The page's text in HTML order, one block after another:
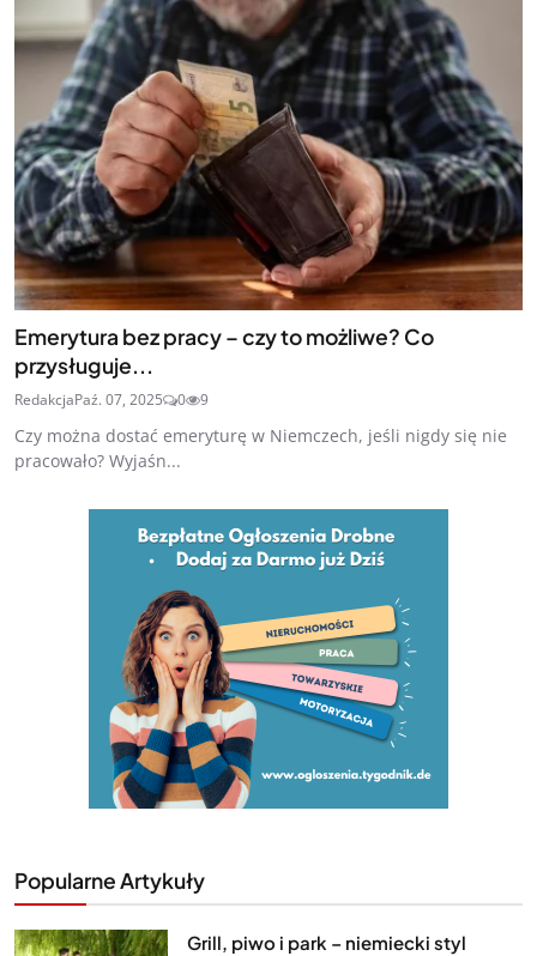
Emerytura bez pracy – czy to możliwe? Co
przysługuje...
RedakcjaPaź. 07, 2025 0 9
Czy można dostać emeryturę w Niemczech, jeśli nigdy się nie
pracowało? Wyjaśn...
Popularne Artykuły
Grill, piwo i park – niemiecki styl